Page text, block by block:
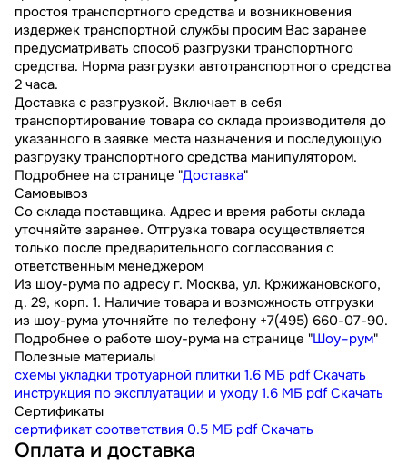
простоя транспортного средства и возникновения
издержек транспортной службы просим Вас заранее
предусматривать способ разгрузки транспортного
средства. Норма разгрузки автотранспортного средства
2 часа.
Доставка с разгрузкой. Включает в себя
транспортирование товара со склада производителя до
указанного в заявке места назначения и последующую
разгрузку транспортного средства манипулятором.
Подробнее на странице "Доставка"
Самовывоз
Со склада поставщика. Адрес и время работы склада
уточняйте заранее. Отгрузка товара осуществляется
только после предварительного согласования с
ответственным менеджером
Из шоу-рума по адресу г. Москва, ул. Кржижановского,
д. 29, корп. 1. Наличие товара и возможность отгрузки
из шоу-рума уточняйте по телефону +7(495) 660-07-90.
Подробнее о работе шоу-рума на странице "Шоу–рум"
Полезные материалы
схемы укладки тротуарной плитки 1.6 МБ pdf Скачать
инструкция по эксплуатации и уходу 1.6 МБ pdf Скачать
Сертификаты
сертификат соответствия 0.5 МБ pdf Скачать
Оплата и доставка